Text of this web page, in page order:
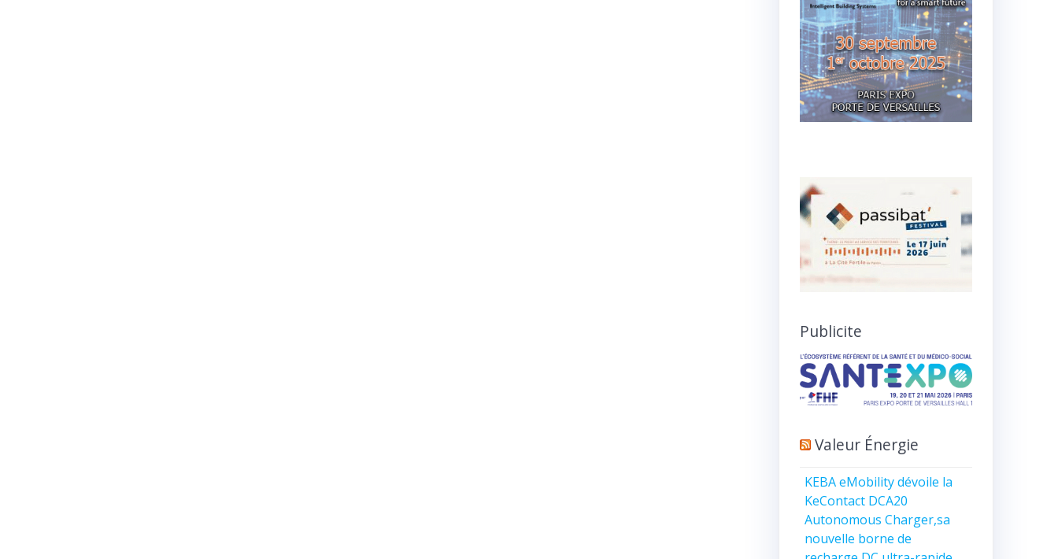
Publicite
Valeur Énergie
KEBA eMobility dévoile la
KeContact DCA20
Autonomous Charger,sa
nouvelle borne de